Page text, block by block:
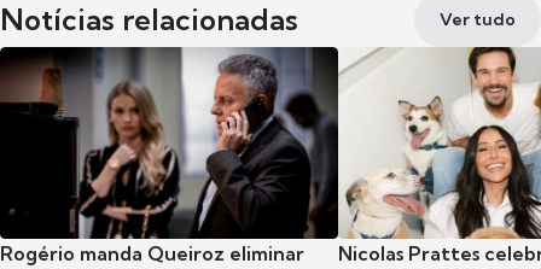
Notícias relacionadas Ver tudo
Rogério manda Queiroz eliminar
Nicolas Prattes